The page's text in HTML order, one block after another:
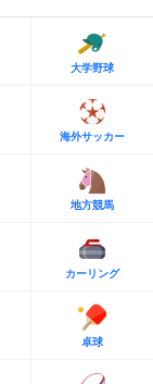
大学野球
海外サッカー
地方競馬
カーリング
卓球